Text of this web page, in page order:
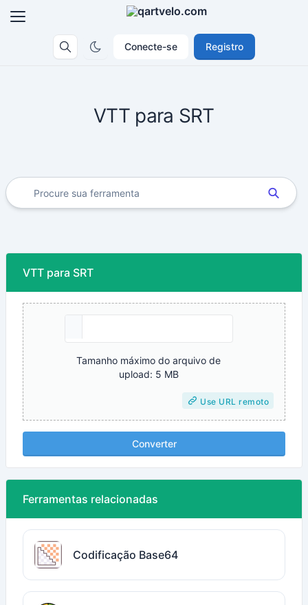
Conecte-se Registro
VTT para SRT
VTT para SRT
Tamanho máximo do arquivo de
upload: 5 MB
Use URL remoto
Converter
Ferramentas relacionadas
Codificação Base64